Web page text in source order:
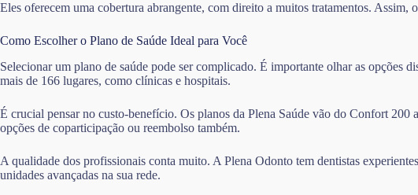
Eles oferecem uma cobertura abrangente, com direito a muitos tratamentos.
Como Escolher o Plano de Saúde Ideal para Você
Selecionar um plano de saúde pode ser complicado. É importante olhar as opções
mais de 166 lugares, como clínicas e hospitais.
É crucial pensar no custo-benefício. Os planos da Plena Saúde vão do Confort
opções de coparticipação ou reembolso também.
A qualidade dos profissionais conta muito. A Plena Odonto tem dentistas
unidades avançadas na sua rede.